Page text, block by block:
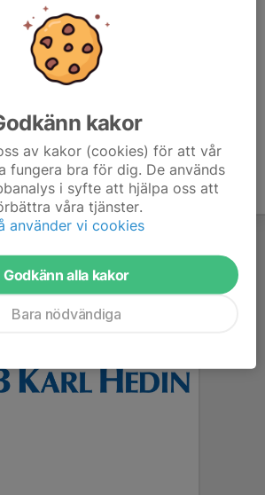
kakor
av kakor (cookies) för att vår
fungera bra för dig. De används
i syfte att hjälpa oss att
våra tjänster.
använder vi cookies
Godkänn alla kakor
Bara nödvändiga